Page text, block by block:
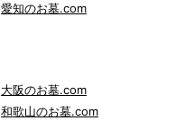
愛知のお墓.com
大阪のお墓.com
和歌山のお墓.com